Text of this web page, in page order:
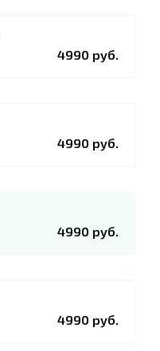
4990 руб.
4990 руб.
4990 руб.
4990 руб.